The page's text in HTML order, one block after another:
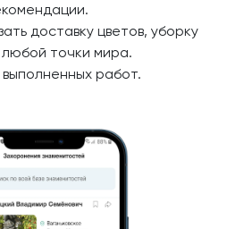
доставку цветов, уборку
точки мира.
работ.